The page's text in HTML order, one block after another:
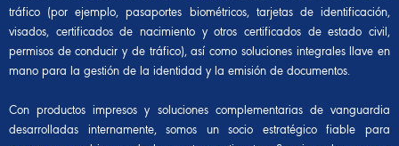
tráfico (por ejemplo, pasaportes biométricos, tarjetas de identificación,
visados, certificados de nacimiento y otros certificados de estado civil,
permisos de conducir y de tráfico), así como soluciones integrales llave en
mano para la gestión de la identidad y la emisión de documentos.
Con productos impresos y soluciones complementarias de vanguardia
desarrolladas internamente, somos un socio estratégico fiable para